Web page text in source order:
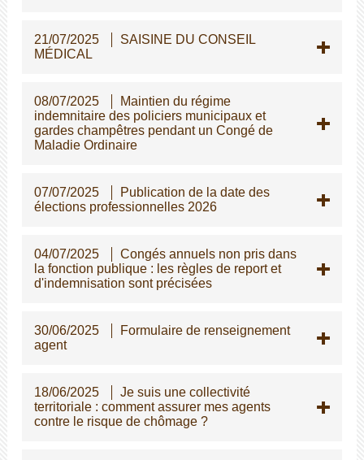
21/07/2025
SAISINE DU CONSEIL
MÉDICAL
08/07/2025
Maintien du régime
indemnitaire des policiers municipaux et
gardes champêtres pendant un Congé de
Maladie Ordinaire
07/07/2025
Publication de la date des
élections professionnelles 2026
04/07/2025
Congés annuels non pris dans
la fonction publique : les règles de report et
d'indemnisation sont précisées
30/06/2025
Formulaire de renseignement
agent
18/06/2025
Je suis une collectivité
territoriale : comment assurer mes agents
contre le risque de chômage ?